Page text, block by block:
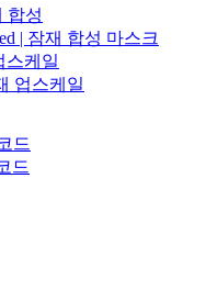
합성
| 잠재 합성 마스크
스케일
업스케일
드
드